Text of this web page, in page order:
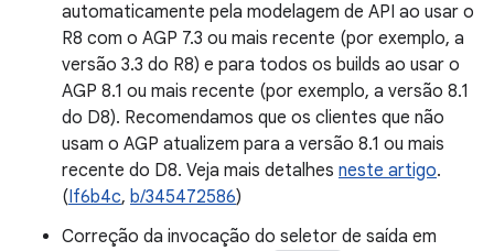
automaticamente pela modelagem de API ao usar o
R8 com o AGP 7.3 ou mais recente (por exemplo, a
versão 3.3 do R8) e para todos os builds ao usar o
AGP 8.1 ou mais recente (por exemplo, a versão 8.1
do D8). Recomendamos que os clientes que não
usam o AGP atualizem para a versão 8.1 ou mais
recente do D8. Veja mais detalhes neste artigo.
(If6b4c, b/345472586)
Correção da invocação do seletor de saída em